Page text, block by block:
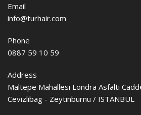
Email
info@turhair.com
Phone
0887 59 10 59
Address
Maltepe Mahallesi Londra Asfalti
Cevizlibag - Zeytinburnu / ISTANBUL